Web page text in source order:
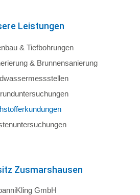
Leistungen
& Tiefbohrungen
& Brunnensanierung
Zusmarshausen
GmbH